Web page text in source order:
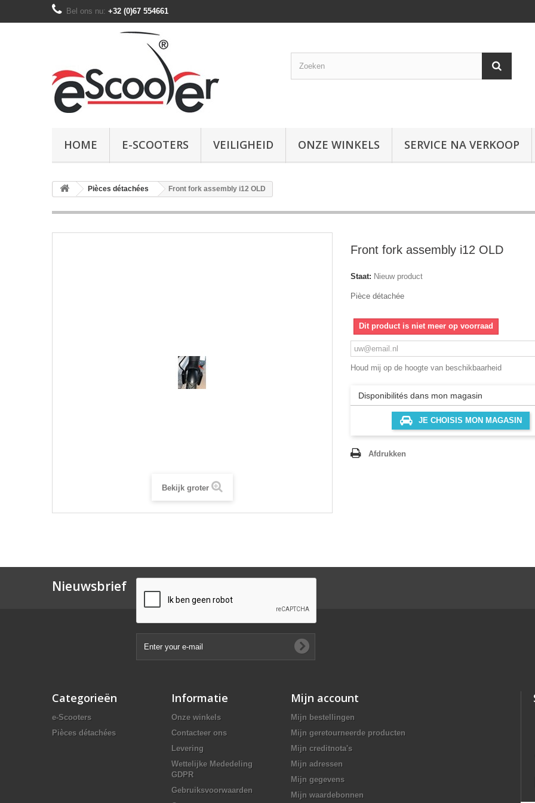
Bel ons nu: +32 (0)67 554661
HOME E-SCOOTERS VEILIGHEID ONZE WINKELS SERVICE NA VERKOOP
Pièces détachées Front fork assembly i12 OLD
Bekijk groter
Front fork assembly i12 OLD
Staat: Nieuw product
Pièce détachée
Dit product is niet meer op voorraad
Houd mij op de hoogte van beschikbaarheid
Disponibilités dans mon magasin
JE CHOISIS MON MAGASIN
Afdrukken
Nieuwsbrief
Categorieën
e-Scooters
Pièces détachées
Informatie
Onze winkels
Contacteer ons
Levering
Wettelijke Mededeling
GDPR
Gebruiksvoorwaarden
Mijn account
Mijn bestellingen
Mijn geretourneerde producten
Mijn creditnota's
Mijn adressen
Mijn gegevens
Mijn waardebonnen